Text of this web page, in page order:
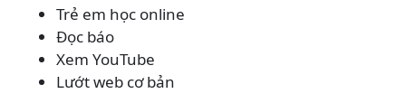
Trẻ em học online
Đọc báo
Xem YouTube
Lướt web cơ bản